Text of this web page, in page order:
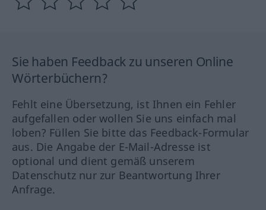
Sie haben Feedback zu unseren Online
Wörterbüchern?
Fehlt eine Übersetzung, ist Ihnen ein Fehler
aufgefallen oder wollen Sie uns einfach mal
loben? Füllen Sie bitte das Feedback-Formular
aus. Die Angabe der E-Mail-Adresse ist
optional und dient gemäß unserem
Datenschutz nur zur Beantwortung Ihrer
Anfrage.